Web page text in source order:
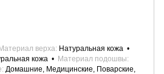
Материал верха Натуральная кожа
кожа
Материал подошвы
Домашние, Медицинские, Поварские,